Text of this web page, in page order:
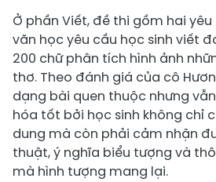
Ở phần Viết, đề thi gồm hai
văn học yêu cầu học sinh viết
200 chữ phân tích hình ảnh
thơ. Theo đánh giá của cô
dạng bài quen thuộc nhưng
hóa tốt bởi học sinh không chỉ
dung mà còn phải cảm nhận
thuật, ý nghĩa biểu tượng và
mà hình tượng mang lại.